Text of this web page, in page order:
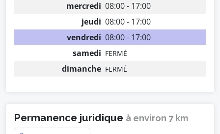
mercredi 08:00 - 17:00
jeudi 08:00 - 17:00
vendredi 08:00 - 17:00
samedi FERMÉ
dimanche FERMÉ
Permanence juridique à environ 7 km